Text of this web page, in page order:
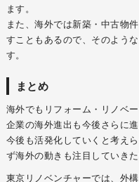
ます。
また、海外では新築・中古物
すこともあるので、そのよう
す。
まとめ
海外でもリフォーム・リノベ
企業の海外進出も今後さらに
今後も活発化していくと考え
ず海外の動きも注目していきた
東京リノベンチャーでは、外